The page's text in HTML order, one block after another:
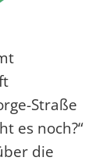
Straße
es noch?“
die